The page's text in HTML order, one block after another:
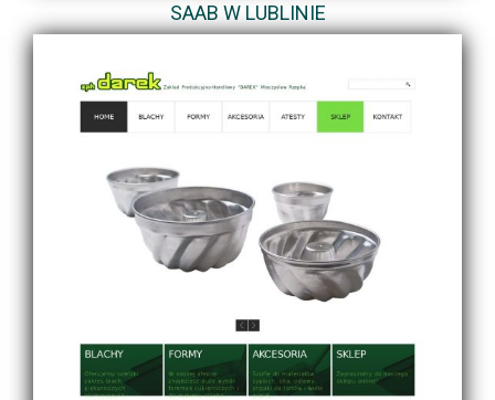
SAAB W LUBLINIE